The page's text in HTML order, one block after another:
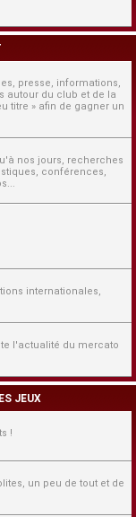
presse, informations,
autour du club et de la
titre » afin de gagner un
nos jours, recherches
conférences,
internationales,
l'actualité du mercato
JEUX
!
un peu de tout et de